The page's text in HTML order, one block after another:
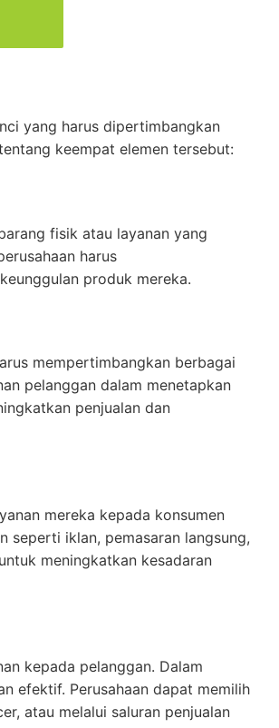
yang harus dipertimbangkan
keempat elemen tersebut:
fisik atau layanan yang
harus
produk mereka.
mempertimbangkan berbagai
pelanggan dalam menetapkan
penjualan dan
mereka kepada konsumen
seperti iklan, pemasaran langsung,
meningkatkan kesadaran
kepada pelanggan. Dalam
efektif. Perusahaan dapat memilih
atau melalui saluran penjualan